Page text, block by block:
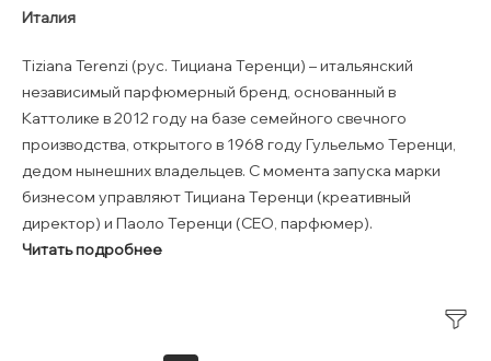
Италия
Tiziana Terenzi (рус. Тициана Теренци) – итальянский
независимый парфюмерный бренд, основанный в
Каттолике в 2012 году на базе семейного свечного
производства, открытого в 1968 году Гульельмо Теренци,
дедом нынешних владельцев. С момента запуска марки
бизнесом управляют Тициана Теренци (креативный
директор) и Паоло Теренци (СЕО, парфюмер).
Читать подробнее